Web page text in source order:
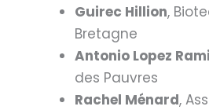
Guirec Hillion,
Bretagne
Antonio Lopez
des Pauvres
Rachel Ménard,